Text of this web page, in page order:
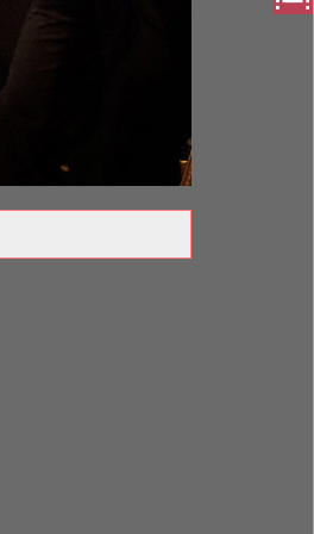
Sie möchten!
Sportpresseball,